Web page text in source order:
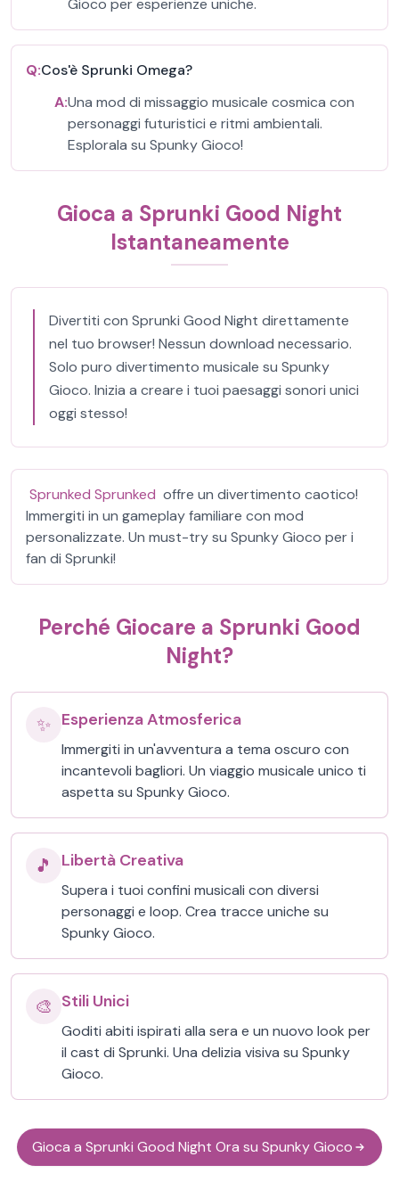
Gioco per esperienze uniche.
Q:Cos'è Sprunki Omega?
A:Una mod di missaggio musicale cosmica con
personaggi futuristici e ritmi ambientali.
Esplorala su Spunky Gioco!
Gioca a Sprunki Good Night
Istantaneamente
Divertiti con Sprunki Good Night direttamente
nel tuo browser! Nessun download necessario.
Solo puro divertimento musicale su Spunky
Gioco. Inizia a creare i tuoi paesaggi sonori unici
oggi stesso!
Sprunked Sprunked offre un divertimento caotico!
Immergiti in un gameplay familiare con mod
personalizzate. Un must-try su Spunky Gioco per i
fan di Sprunki!
Perché Giocare a Sprunki Good
Night?
✨ Esperienza Atmosferica
Immergiti in un'avventura a tema oscuro con
incantevoli bagliori. Un viaggio musicale unico ti
aspetta su Spunky Gioco.
🎵 Libertà Creativa
Supera i tuoi confini musicali con diversi
personaggi e loop. Crea tracce uniche su
Spunky Gioco.
🎨 Stili Unici
Goditi abiti ispirati alla sera e un nuovo look per
il cast di Sprunki. Una delizia visiva su Spunky
Gioco.
Gioca a Sprunki Good Night Ora su Spunky Gioco